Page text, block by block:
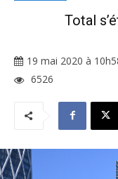
Total
19 mai 2020 à
6526